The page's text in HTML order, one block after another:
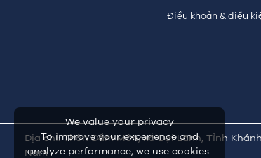
Điều khoản & điều
Địa chỉ: Thôn Đầm Môn, xã Đại Lãnh, Tỉnh
Nam
We value your privacy
To improve your experience and
analyze performance, we use cookies.